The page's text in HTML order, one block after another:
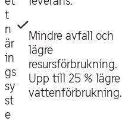
t
n
är
in
gs
sy
st
e
Mindre avfall och
lägre
resursförbrukning.
Upp till 25 % lägre
vattenförbrukning.